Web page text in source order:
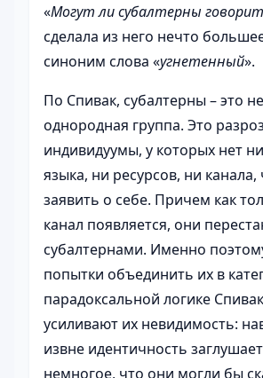
«Могут ли субалтерны
сделала из него нечто
синоним слова «угнетенный».
По Спивак, субалтерны – это
однородная группа. Это
индивидуумы, у которых нет
языка, ни ресурсов, ни
заявить о себе. Причем как
канал появляется, они
субалтернами. Именно
попытки объединить их в
парадоксальной логике
усиливают их невидимость:
извне идентичность
немногое, что они могли бы